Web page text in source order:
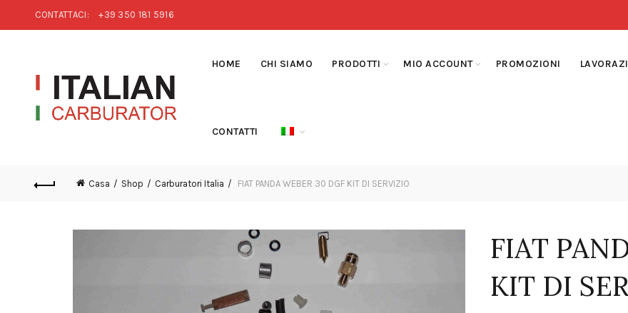
CONTATTACI: +39 350 181 5916
HOME CHI SIAMO PRODOTTI MIO ACCOUNT PROMOZIONI
CONTATTI
Casa Shop Carburatori Italia FIAT PANDA WEBER 30 DGF KIT DI SERVIZIO
FIAT
KIT DI